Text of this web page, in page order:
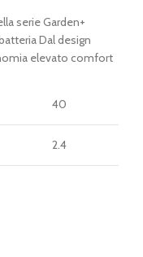
serie Garden+
Dal design
elevato comfort
40
2.4